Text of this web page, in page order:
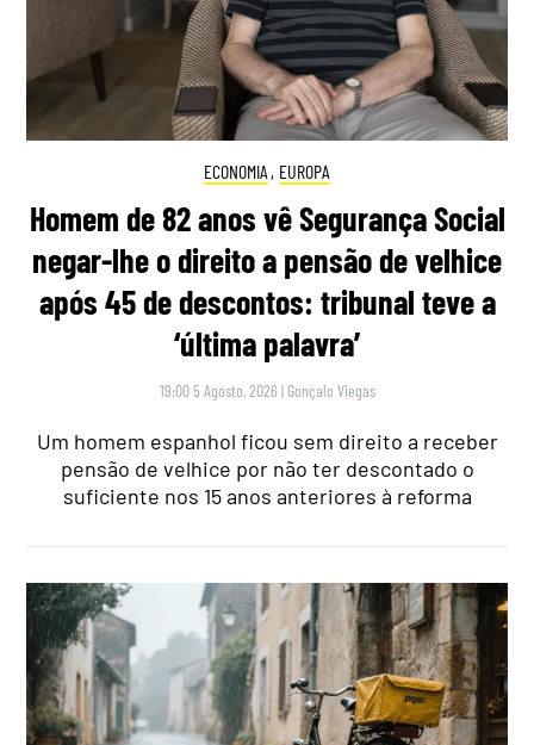
ECONOMIA , EUROPA
Homem de 82 anos vê Segurança Social
negar-lhe o direito a pensão de velhice
após 45 de descontos: tribunal teve a
‘última palavra’
19:00 5 Agosto, 2026 | Gonçalo Viegas
Um homem espanhol ficou sem direito a receber
pensão de velhice por não ter descontado o
suficiente nos 15 anos anteriores à reforma